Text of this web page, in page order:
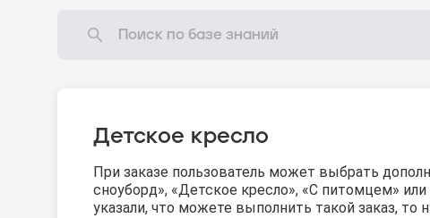
Детское кресло
При заказе пользователь может выбрать
сноуборд», «Детское кресло», «С питомцем»
указали, что можете выполнить такой заказ,